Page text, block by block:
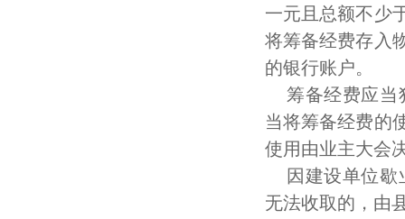
一元且总额不少
将筹备经费存入
的银行账户。
筹备经费应当
当将筹备经费的
使用由业主大会
因建设单位
无法收取的，由